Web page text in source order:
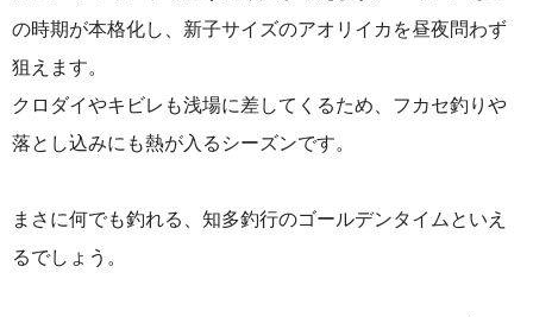
の時期が本格化し、新子サイズのアオリイカを昼夜問わず
狙えます。
クロダイやキビレも浅場に差してくるため、フカセ釣りや
落とし込みにも熱が入るシーズンです。
まさに何でも釣れる、知多釣行のゴールデンタイムといえ
るでしょう。